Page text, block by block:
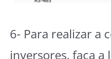
6- Para realizar a
inversores, faça a